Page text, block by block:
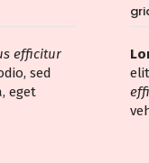
efficitur
sed
eget